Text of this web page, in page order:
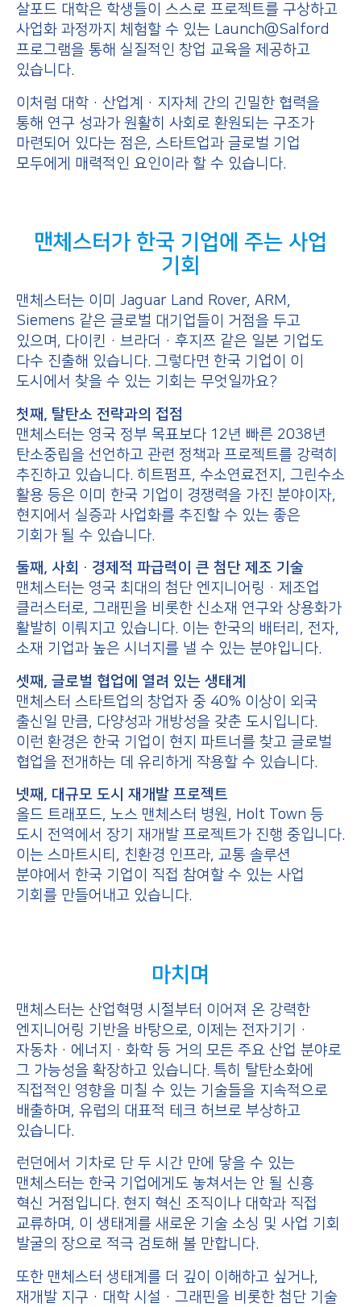
살포드 대학은 학생들이 스스로 프로젝트를 구상하고
사업화 과정까지 체험할 수 있는 Launch@Salford
프로그램을 통해 실질적인 창업 교육을 제공하고
있습니다.
이처럼 대학·산업계·지자체 간의 긴밀한 협력을
통해 연구 성과가 원활히 사회로 환원되는 구조가
마련되어 있다는 점은, 스타트업과 글로벌 기업
모두에게 매력적인 요인이라 할 수 있습니다.
맨체스터가 한국 기업에 주는 사업
기회
맨체스터는 이미 Jaguar Land Rover, ARM,
Siemens 같은 글로벌 대기업들이 거점을 두고
있으며, 다이킨·브라더·후지쯔 같은 일본 기업도
다수 진출해 있습니다. 그렇다면 한국 기업이 이
도시에서 찾을 수 있는 기회는 무엇일까요?
첫째, 탈탄소 전략과의 접점
맨체스터는 영국 정부 목표보다 12년 빠른 2038년
탄소중립을 선언하고 관련 정책과 프로젝트를 강력히
추진하고 있습니다. 히트펌프, 수소연료전지, 그린수소
활용 등은 이미 한국 기업이 경쟁력을 가진 분야이자,
현지에서 실증과 사업화를 추진할 수 있는 좋은
기회가 될 수 있습니다.
둘째, 사회·경제적 파급력이 큰 첨단 제조 기술
맨체스터는 영국 최대의 첨단 엔지니어링·제조업
클러스터로, 그래핀을 비롯한 신소재 연구와 상용화가
활발히 이뤄지고 있습니다. 이는 한국의 배터리, 전자,
소재 기업과 높은 시너지를 낼 수 있는 분야입니다.
셋째, 글로벌 협업에 열려 있는 생태계
맨체스터 스타트업의 창업자 중 40% 이상이 외국
출신일 만큼, 다양성과 개방성을 갖춘 도시입니다.
이런 환경은 한국 기업이 현지 파트너를 찾고 글로벌
협업을 전개하는 데 유리하게 작용할 수 있습니다.
넷째, 대규모 도시 재개발 프로젝트
올드 트래포드, 노스 맨체스터 병원, Holt Town 등
도시 전역에서 장기 재개발 프로젝트가 진행 중입니다.
이는 스마트시티, 친환경 인프라, 교통 솔루션
분야에서 한국 기업이 직접 참여할 수 있는 사업
기회를 만들어내고 있습니다.
마치며
맨체스터는 산업혁명 시절부터 이어져 온 강력한
엔지니어링 기반을 바탕으로, 이제는 전자기기·
자동차·에너지·화학 등 거의 모든 주요 산업 분야로
그 가능성을 확장하고 있습니다. 특히 탈탄소화에
직접적인 영향을 미칠 수 있는 기술들을 지속적으로
배출하며, 유럽의 대표적 테크 허브로 부상하고
있습니다.
런던에서 기차로 단 두 시간 만에 닿을 수 있는
맨체스터는 한국 기업에게도 놓쳐서는 안 될 신흥
혁신 거점입니다. 현지 혁신 조직이나 대학과 직접
교류하며, 이 생태계를 새로운 기술 소싱 및 사업 기회
발굴의 장으로 적극 검토해 볼 만합니다.
또한 맨체스터 생태계를 더 깊이 이해하고 싶거나,
재개발 지구·대학 시설·그래핀을 비롯한 첨단 기술